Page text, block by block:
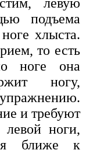
подъема
хлыста.
то есть
ноге она
ногу,
и требуют
ноги,
ближе к